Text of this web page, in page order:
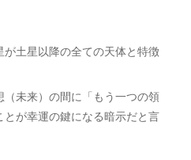
土星以降の全ての天体と特徴
（未来）の間に「もう一つの領
が幸運の鍵になる暗示だと言